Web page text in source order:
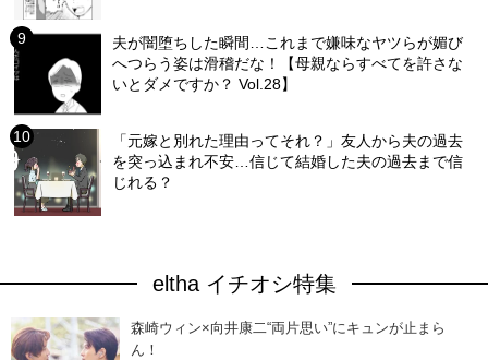
夫が闇堕ちした瞬間…これまで嫌味なヤツらが媚び
へつらう姿は滑稽だな！【母親ならすべてを許さな
いとダメですか？ Vol.28】
「元嫁と別れた理由ってそれ？」友人から夫の過去
を突っ込まれ不安…信じて結婚した夫の過去まで信
じれる？
eltha イチオシ特集
森崎ウィン×向井康二“両片思い”にキュンが止まら
ん！